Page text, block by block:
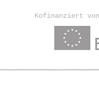
Kofinanziert